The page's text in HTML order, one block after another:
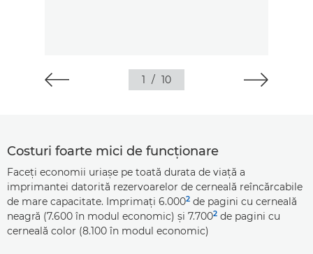
1 / 10
Costuri foarte mici de funcţionare
Faceţi economii uriaşe pe toată durata de viaţă a
imprimantei datorită rezervoarelor de cerneală reîncărcabile
de mare capacitate. Imprimaţi 6.0002 de pagini cu cerneală
neagră (7.600 în modul economic) şi 7.7002 de pagini cu
cerneală color (8.100 în modul economic)